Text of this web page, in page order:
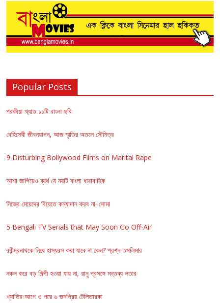
Popular Posts
পরকীয়া খ্যাত ১১টি বাংলা ছবি
বেহিসেবী জীবনযাপন, আজ স্মৃতির অতলে সৌমিত্র
9 Disturbing Bollywood Films on Marital Rape
আশা জাগিয়েও ব্যর্থ যে নয়টি বাংলা ধারাবাহিক
নিজের মেয়েদের বিয়েতে কন্যাদান করব না: সোমা
5 Bengali TV Serials that May Soon Go Off-Air
রবীন্দ্রনাথকে নিয়ে হাস্যরস করা যাবে না কেন? প্রশ্ন তসলিমার
নকল করে বড় শিল্পী হওয়া যায় না, রানু প্রসঙ্গে মন্তব্য লতার
খ্যাতির আগে ও পরে ৬ জনপ্রিয় টেলিতারকা